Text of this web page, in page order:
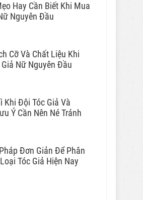
Hay Cần Biết Khi Mua
Nguyên Đầu
Cỡ Và Chất Liệu Khi
Nữ Nguyên Đầu
Khi Đội Tóc Giả Và
Ý Cần Nên Né Tránh
Đơn Giản Để Phân
Tóc Giả Hiện Nay